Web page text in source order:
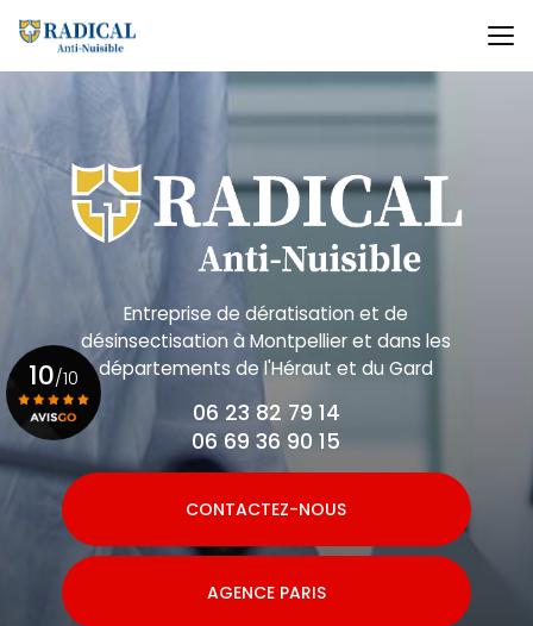
au
contenu
principal
Entreprise de dératisation et de
désinsectisationà Montpellier et dans les
départements de l'Héraut et du Gard
06 23 82 79 14
06 69 36 90 15
CONTACTEZ-NOUS
AGENCE PARIS
10/10
Voir le certificat